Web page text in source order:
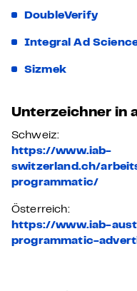
DoubleVerify
Integral Ad
Sizmek
Unterzeichner in
Schweiz:
https://www.iab-
switzerland.ch/
programmatic/
Österreich:
https://www.iab-
programmatic-